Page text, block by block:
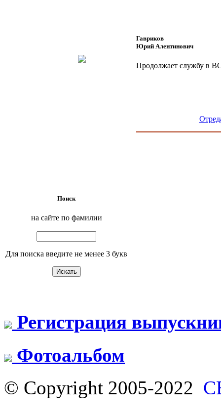
Гавриков
Юрий Aлентинович
Продолжает службу в
Поиск
на сайте по фамилии
Для поиска введите не менее 3 букв
Регистрация
Фотоальбом
© Copyright 2005-2022